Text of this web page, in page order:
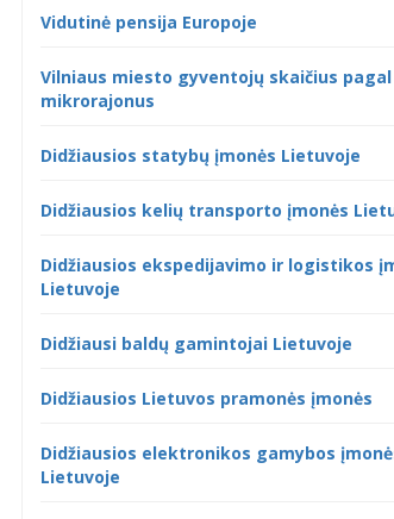
Vidutinė pensija Europoje
Vilniaus miesto gyventojų skaičius pagal
mikrorajonus
Didžiausios statybų įmonės Lietuvoje
Didžiausios kelių transporto įmonės
Didžiausios ekspedijavimo ir logistikos
Lietuvoje
Didžiausi baldų gamintojai Lietuvoje
Didžiausios Lietuvos pramonės įmonės
Didžiausios elektronikos gamybos
Lietuvoje